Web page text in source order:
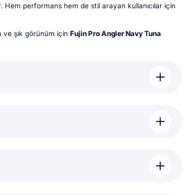
Hem performans hem de stil arayan kullanıcılar için
ve şık görünüm için Fujin Pro Angler Navy Tuna